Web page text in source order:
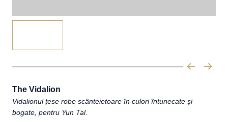
The Vidalion
Vidalionul țese robe scânteietoare în culori întunecate și
bogate, pentru Yun Tal.